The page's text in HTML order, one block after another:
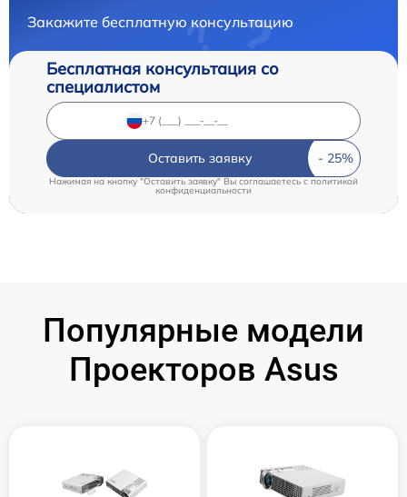
Закажите бесплатную консультацию
Бесплатная консультация со
специалистом
Оставить заявку
Нажимая на кнопку "Оставить заявку" Вы соглашаетесь cполитикой
конфиденциальности
Популярные модели
Проекторов Asus